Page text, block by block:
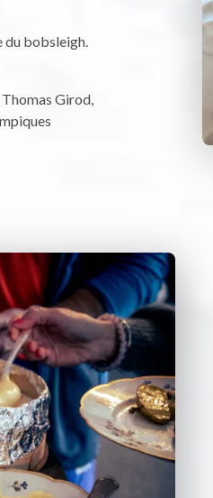
du bobsleigh.
Girod,